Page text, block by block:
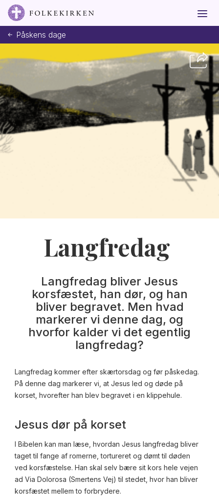
Påskens dage
Langfredag
Langfredag bliver Jesus
korsfæstet, han dør, og han
bliver begravet. Men hvad
markerer vi denne dag, og
hvorfor kalder vi det egentlig
langfredag?
Langfredag kommer efter skærtorsdag og før påskedag.
På denne dag markerer vi, at Jesus led og døde på
korset, hvorefter han blev begravet i en klippehule.
Jesus dør på korset
I Bibelen kan man læse, hvordan Jesus langfredag bliver
taget til fange af romerne, tortureret og dømt til døden
ved korsfæstelse. Han skal selv bære sit kors hele vejen
ad Via Dolorosa (Smertens Vej) til stedet, hvor han bliver
korsfæstet mellem to forbrydere.